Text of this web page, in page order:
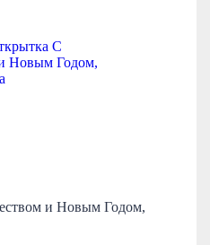
и Новым Годом,